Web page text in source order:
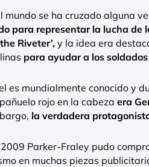
mundo se ha cruzado alguna
para representar la lucha de
Riveter’, y la idea era
para ayudar a los
es mundialmente conocido y
rojo en la cabeza era
la verdadera
Parker-Fraley pudo
en muchas piezas